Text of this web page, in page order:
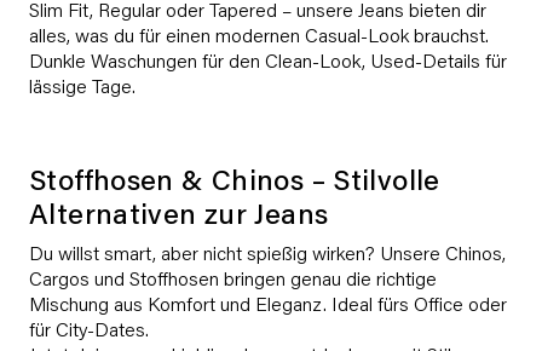
Slim Fit, Regular oder Tapered – unsere Jeans bieten dir
alles, was du für einen modernen Casual-Look brauchst.
Dunkle Waschungen für den Clean-Look, Used-Details für
lässige Tage.
Stoffhosen & Chinos – Stilvolle
Alternativen zur Jeans
Du willst smart, aber nicht spießig wirken? Unsere Chinos,
Cargos und Stoffhosen bringen genau die richtige
Mischung aus Komfort und Eleganz. Ideal fürs Office oder
für City-Dates.